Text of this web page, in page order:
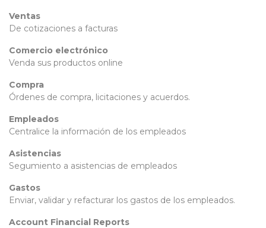
Ventas
De cotizaciones a facturas
Comercio electrónico
Venda sus productos online
Compra
Órdenes de compra, licitaciones y acuerdos.
Empleados
Centralice la información de los empleados
Asistencias
Segumiento a asistencias de empleados
Gastos
Enviar, validar y refacturar los gastos de los empleados.
Account Financial Reports